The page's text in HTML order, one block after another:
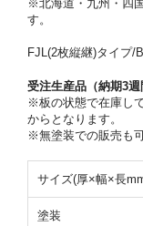
※北海道・九州・四
す。
FJL(2枚縦継)タイプ/
受注生産品（納期3週
※板の状態で在庫し
からとなります。
※無塗装での販売も
サイズ(厚×幅×長
塗装